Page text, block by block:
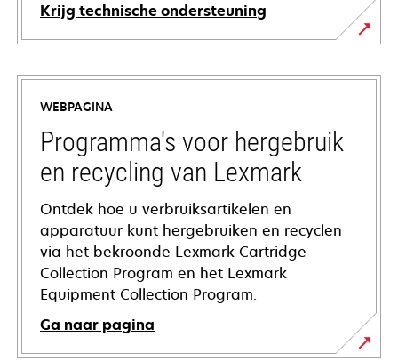
Krijg technische ondersteuning
opens
in
new
tab
WEBPAGINA
Programma's voor hergebruik
en recycling van Lexmark
Ontdek hoe u verbruiksartikelen en
apparatuur kunt hergebruiken en recyclen
via het bekroonde Lexmark Cartridge
Collection Program en het Lexmark
Equipment Collection Program.
Ga naar pagina